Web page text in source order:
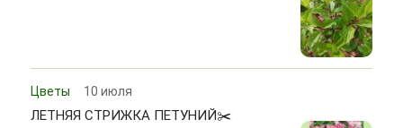
Цветы 10 июля
ЛЕТНЯЯ СТРИЖКА ПЕТУНИЙ✂️